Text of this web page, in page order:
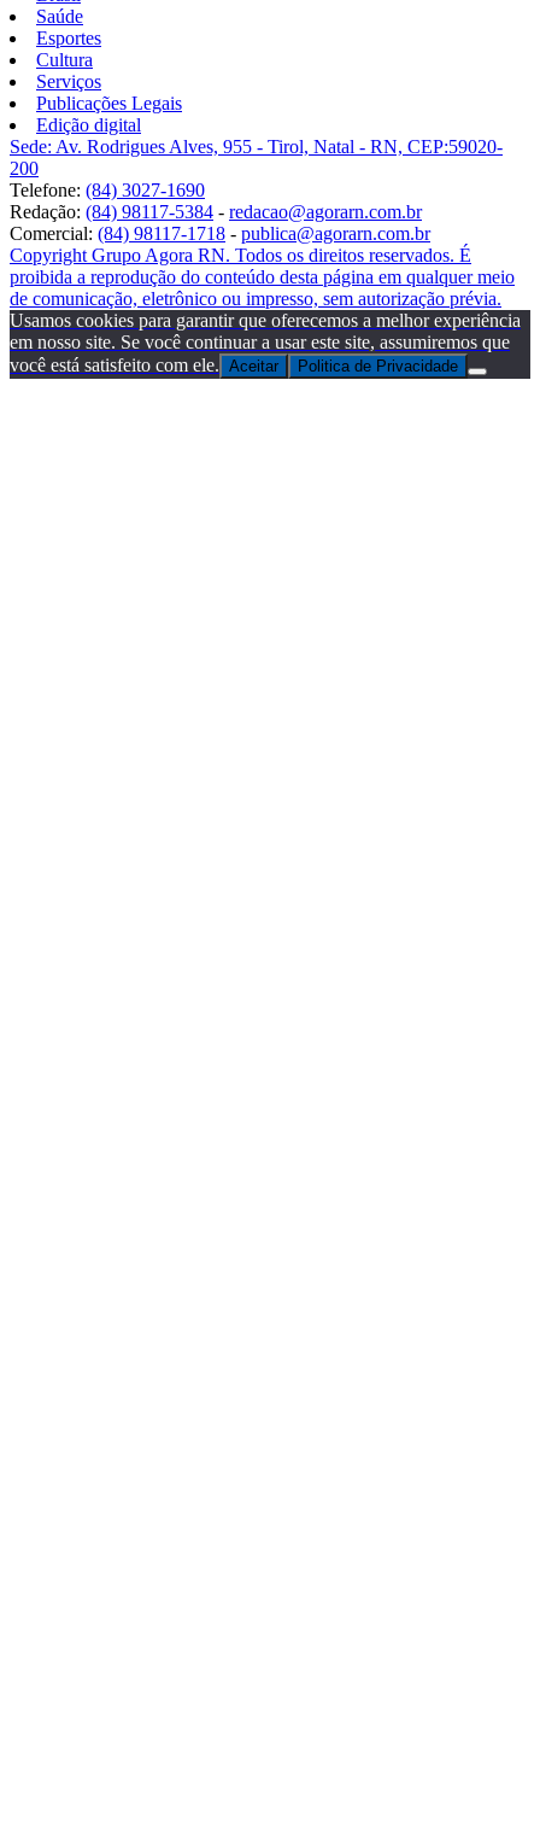
Saúde
Esportes
Cultura
Serviços
Publicações Legais
Edição digital
Sede: Av. Rodrigues Alves, 955 - Tirol, Natal - RN, CEP:59020-
200
Telefone: (84) 3027-1690
Redação: (84) 98117-5384 - redacao@agorarn.com.br
Comercial: (84) 98117-1718 - publica@agorarn.com.br
Copyright Grupo Agora RN. Todos os direitos reservados. É
proibida a reprodução do conteúdo desta página em qualquer meio
de comunicação, eletrônico ou impresso, sem autorização prévia.
Usamos cookies para garantir que oferecemos a melhor experiência
em nosso site. Se você continuar a usar este site, assumiremos que
você está satisfeito com ele. Aceitar Politica de Privacidade